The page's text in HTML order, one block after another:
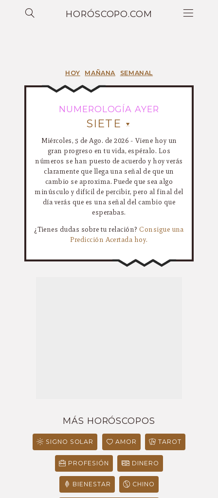
HORÓSCOPO.COM
HOY MAÑANA SEMANAL
NUMEROLOGÍA AYER
SIETE
Miércoles, 5 de Ago. de 2026 - Viene hoy un
gran progreso en tu vida, espéralo. Los
números se han puesto de acuerdo y hoy verás
claramente que llega una señal de que un
cambio se aproxima. Puede que sea algo
minúsculo y difícil de percibir, pero al final del
día verás que es una señal del cambio que
esperabas.
¿Tienes dudas sobre tu relación? Consigue una
Predicción Acertada hoy.
MÁS HORÓSCOPOS
SIGNO SOLAR AMOR TAROT
PROFESIÓN DINERO
BIENESTAR CHINO